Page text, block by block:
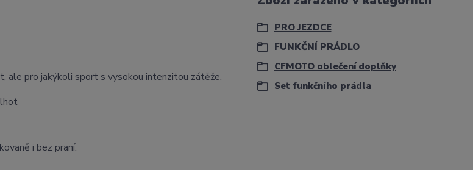
ale pro jakýkoli sport s vysokou intenzitou zátěže.
i bez praní.
PRO JEZDCE
FUNKČNÍ PRÁDLO
CFMOTO oblečení doplňky
Set funkčního prádla